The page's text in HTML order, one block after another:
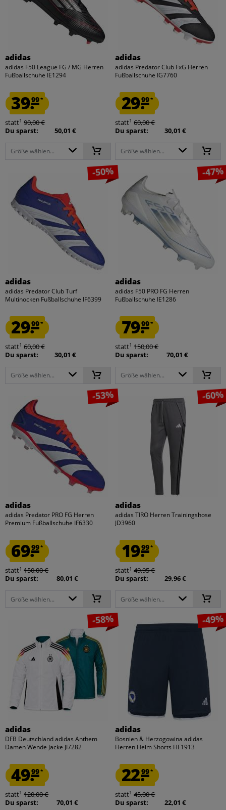
adidas
adidas F50 League FG / MG Herren
Fußballschuhe IE1294
39.99*
statt1 90,00 €
Du sparst:
50,01 €
Größe wählen...
adidas
adidas Predator Club FxG Herren
Fußballschuhe IG7760
29.99*
statt1 60,00 €
Du sparst:
30,01 €
Größe wählen...
-50%
adidas
adidas Predator Club Turf
Multinocken Fußballschuhe IF6399
29.99*
statt1 60,00 €
Du sparst:
30,01 €
Größe wählen...
-47%
adidas
adidas F50 PRO FG Herren
Fußballschuhe IE1286
79.99*
statt1 150,00 €
Du sparst:
70,01 €
Größe wählen...
-53%
adidas
adidas Predator PRO FG Herren
Premium Fußballschuhe IF6330
69.99*
statt1 150,00 €
Du sparst:
80,01 €
Größe wählen...
-60%
adidas
adidas TIRO Herren Trainingshose
JD3960
19.99*
statt1 49,95 €
Du sparst:
29,96 €
Größe wählen...
-58%
adidas
DFB Deutschland adidas Anthem
Damen Wende Jacke JI7282
49.99*
statt1 120,00 €
Du sparst:
70,01 €
-49%
adidas
Bosnien & Herzogowina adidas
Herren Heim Shorts HF1913
22.99*
statt1 45,00 €
Du sparst:
22,01 €